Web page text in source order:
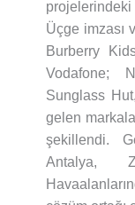
Üçge imzası
Burberry
Vodafone;
Sunglass
gelen
şekillendi.
Antalya,